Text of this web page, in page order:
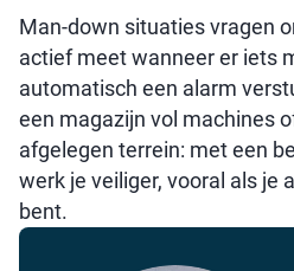
Man-down situaties vragen
actief meet wanneer er iets
automatisch een alarm
een magazijn vol machines
afgelegen terrein: met een
werk je veiliger, vooral als je
bent.